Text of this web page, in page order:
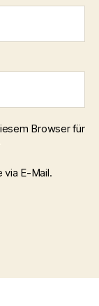
Browser für
via E-Mail.